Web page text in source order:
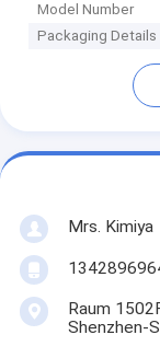
Model Number
Packaging Details
Mrs. Kimiya
Raum
Shenzhen-